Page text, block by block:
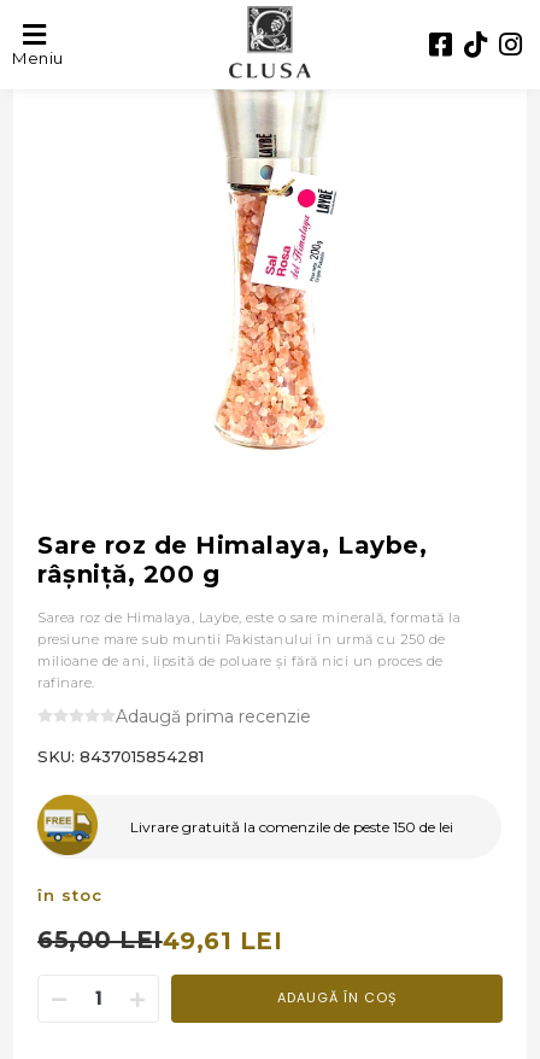
Meniu- 24%
Sare roz de Himalaya, Laybe,
râşniţă, 200 g
Sarea roz de Himalaya, Laybe, este o sare minerală, formată la
presiune mare sub muntii Pakistanului în urmă cu 250 de
milioane de ani, lipsită de poluare și fără nici un proces de
rafinare.
Adaugă prima recenzie
SKU: 8437015854281
Livrare gratuită la comenzile de peste 150 de lei
în stoc
65,00 LEI49,61 LEI
ADAUGĂ ÎN COȘ